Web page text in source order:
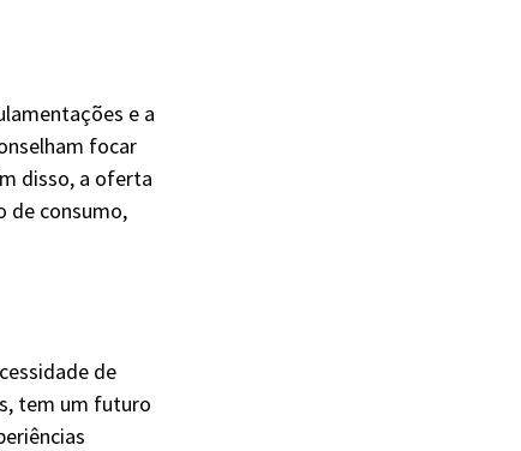
e a
focar
disso, a oferta
de consumo,
de
tem um futuro